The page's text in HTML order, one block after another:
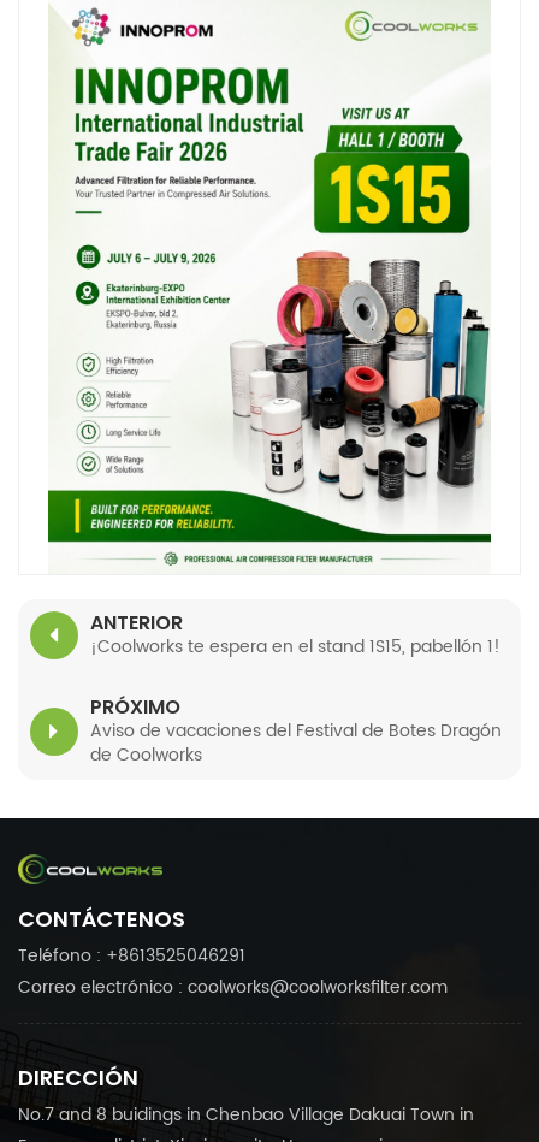
ANTERIOR
¡Coolworks te espera en el stand 1S15, pabellón 1!
PRÓXIMO
Aviso de vacaciones del Festival de Botes Dragón
de Coolworks
CONTÁCTENOS
Teléfono : +8613525046291
Correo electrónico : coolworks@coolworksfilter.com
DIRECCIÓN
No.7 and 8 buidings in Chenbao Village Dakuai Town in